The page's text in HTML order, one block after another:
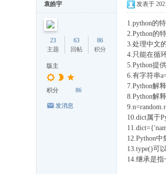
袁皓宇
23
主题
63
回帖
86
积分
版主
积分 86
发消息
发表于
1.python的
2.Python的
3.处理中文
4.只能在循
5.Python提
6.有字符串
7.Python解
8.Python解
10.dict属于
12.Python
13.type()可
14.继承是